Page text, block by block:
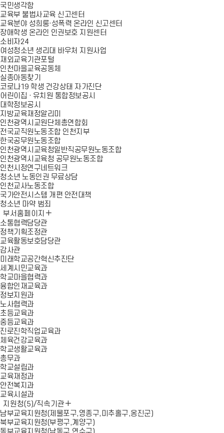
모
음
이
전
슬
라
이
드
모
음
정
지
모
음
재
생
모
음
다
음
라
이
드
너
모
음
더
보
기
국민생각함
교육부 불법사교육 신고센터
교육분야 성희롱·성폭력 온라인 신고센터
장애학생 온라인 인권보호 지원센터
소비자24
여성청소년 생리대 바우처 지원사업
재외교육기관포털
인천마을교육공동체
실종아동찾기
코로나19 학생 건강상태 자가진단
어린이집 · 유치원 통합정보공시
대학정보공시
지방교육재정알리미
인천광역시교원단체총연합회
전국교직원노동조합 인천지부
한국공무원노동조합
인천광역시교육청일반직공무원노동조합
인천광역시교육청 공무원노동조합
인천시정연구네트워크
청소년 노동인권 무료상담
인천교사노동조합
국가안전시스템 개편 안전대책
청소년 마약 범죄
부서홈페이지
소통협력담당관
정책기획조정관
교육활동보호담당관
감사관
미래학교공간혁신추진단
세계시민교육과
학교마을협력과
융합인재교육과
정보지원과
노사협력과
초등교육과
중등교육과
진로진학직업교육과
체육건강교육과
학교생활교육과
총무과
학교설립과
교육재정과
안전복지과
교육시설과
지원청(5)/직속기관
남부교육지원청(제물포구,영종구,미추홀구,옹진군)
북부교육지원청(부평구,계양구)